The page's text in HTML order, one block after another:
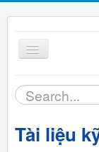
Toggle
Navigation
Trang chủ
Sản phẩm
Tìm
kiếm...
Tài liệu